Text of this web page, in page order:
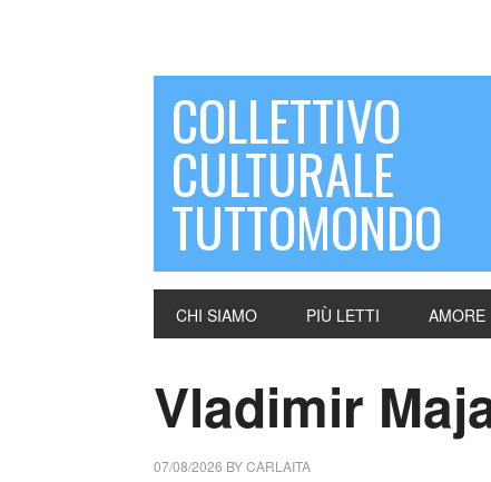
COLLETTIVO
CULTURALE
TUTTOMONDO
CHI SIAMO PIÙ LETTI AMORE
Vladimir
07/08/2026 BYCARLAITA